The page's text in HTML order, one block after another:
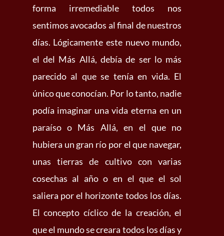
forma irremediable todos nos
sentimos avocados al final de nuestros
días. Lógicamente este nuevo mundo,
el del Más Allá, debía de ser lo más
parecido al que se tenía en vida. El
único que conocían. Por lo tanto, nadie
podía imaginar una vida eterna en un
paraíso o Más Allá, en el que no
hubiera un gran río por el que navegar,
unas tierras de cultivo con varias
cosechas al año o en el que el sol
saliera por el horizonte todos los días.
El concepto cíclico de la creación, el
que el mundo se creara todos los días y